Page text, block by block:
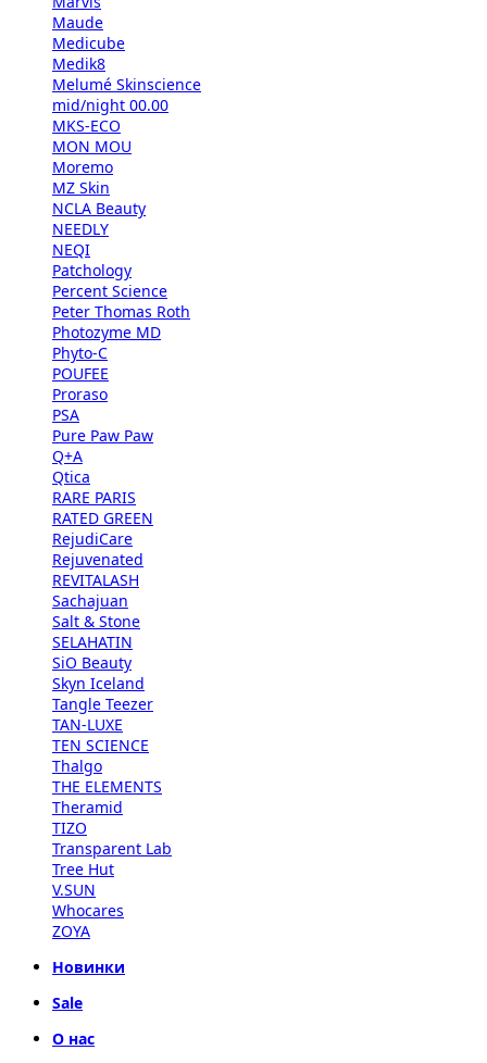
Maude
Medicube
Medik8
Melumé Skinscience
mid/night 00.00
MKS-ECO
MON MOU
Moremo
MZ Skin
NCLA Beauty
NEEDLY
NEQI
Patchology
Percent Science
Peter Thomas Roth
Photozyme MD
Phyto-C
POUFEE
Proraso
PSA
Pure Paw Paw
Q+A
Qtica
RARE PARIS
RATED GREEN
RejudiCare
Rejuvenated
REVITALASH
Sachajuan
Salt & Stone
SELAHATIN
SiO Beauty
Skyn Iceland
Tangle Teezer
TAN-LUXE
TEN SCIENCE
Thalgo
THE ELEMENTS
Theramid
TIZO
Transparent Lab
Tree Hut
V.SUN
Whocares
ZOYA
Новинки
Sale
О нас